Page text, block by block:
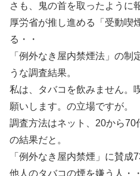
さも、鬼の首を取ったように
厚労省が推し進める「受動喫
る・・
「例外なき屋内禁煙法」の制
うな調査結果。
私は、タバコを飲みません。
願いします。の立場ですが。
調査方法はネット、20から70
の結果だと。
「例外なき屋内禁煙」に賛成
他人のタバコの煙を嫌う人・